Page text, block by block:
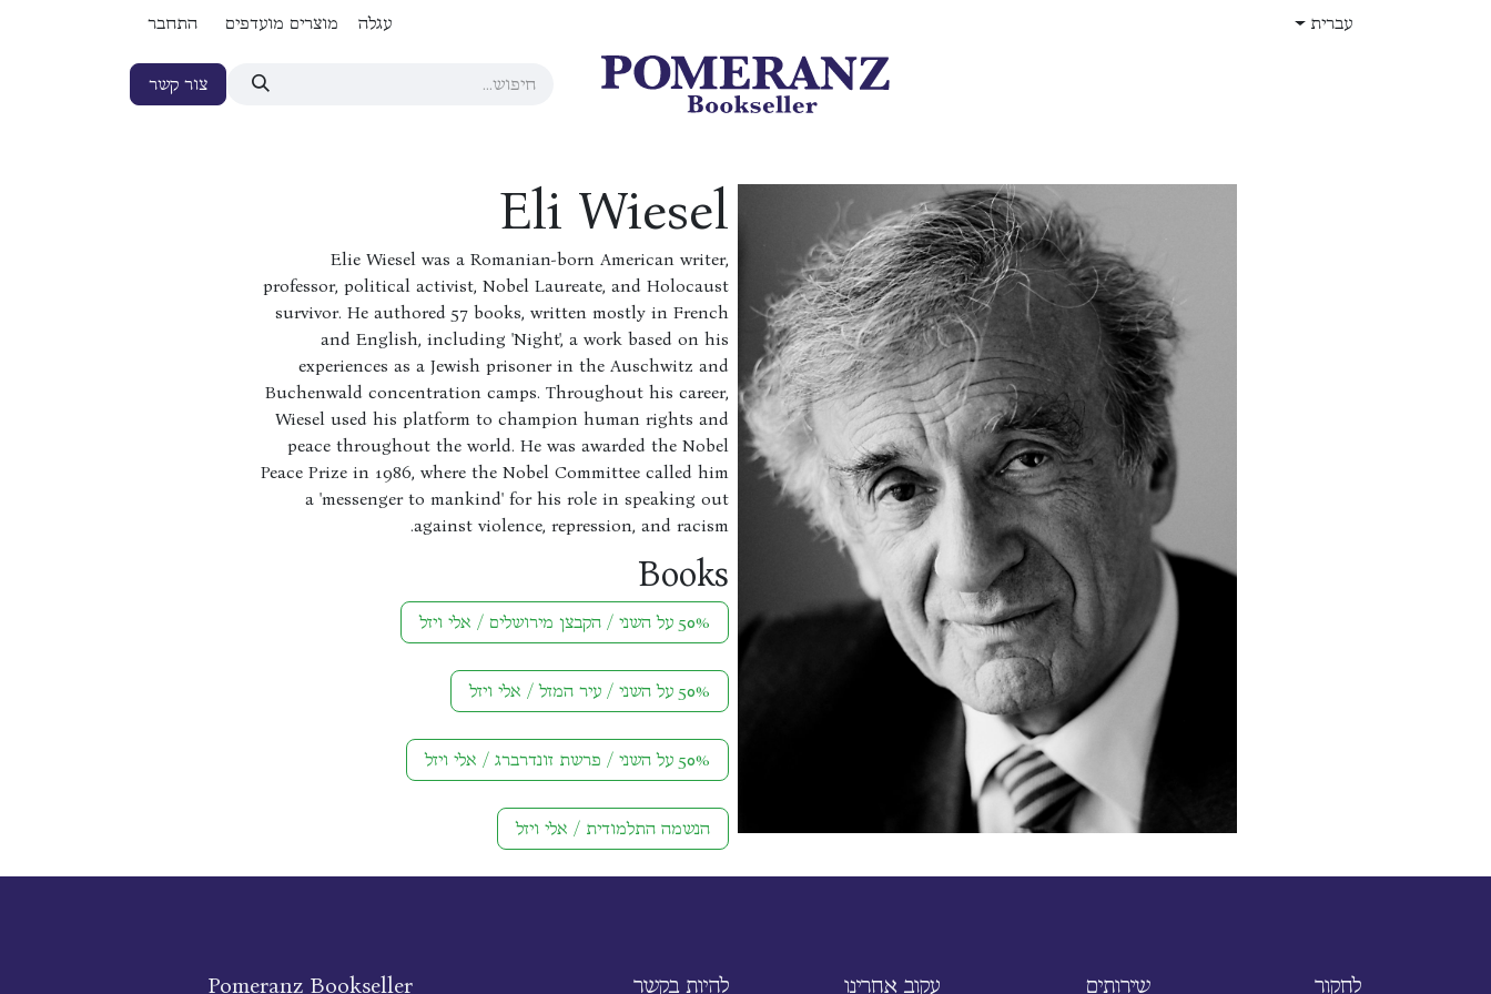
עברית עגלה מוצרים מועדפים התחבר
צור קשר
Eli Wiesel
Elie Wiesel was a Romanian-born American writer,
professor, political activist, Nobel Laureate, and Holocaust
survivor. He authored 57 books, written mostly in French
and English, including 'Night', a work based on his
experiences as a Jewish prisoner in the Auschwitz and
Buchenwald concentration camps. Throughout his career,
Wiesel used his platform to champion human rights and
peace throughout the world. He was awarded the Nobel
Peace Prize in 1986, where the Nobel Committee called him
a 'messenger to mankind' for his role in speaking out
against violence, repression, and racism.
Books
50% על השני / הקבצן מירושלים / אלי ויזל
50% על השני / עיר המזל / אלי ויזל
50% על השני / פרשת זונדרברג / אלי ויזל
הנשמה התלמודית / אלי ויזל
לחקור שירותים עקוב אחרינו להיות בקשר Pomeranz Bookseller